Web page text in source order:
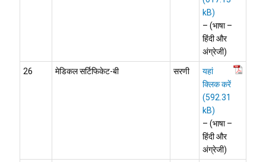
– (भाषा –
हिंदी और
अंग्रेजी)
26 मेडिकल सर्टिफिकेट-बी सरणी
यहां
क्लिक करें
– (भाषा –
हिंदी और
अंग्रेजी)